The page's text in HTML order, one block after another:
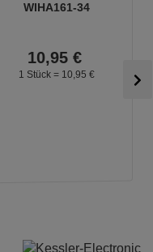
WIHA161-34
10,95 €
1 Stück = 10, 95 €